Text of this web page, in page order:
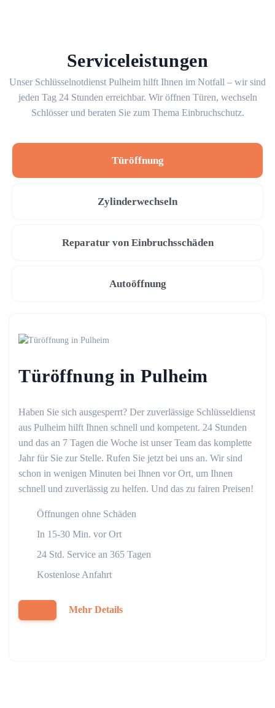
Serviceleistungen
Unser Schlüsselnotdienst Pulheim hilft Ihnen im Notfall – wir sind
jeden Tag 24 Stunden erreichbar. Wir öffnen Türen, wechseln
Schlösser und beraten Sie zum Thema Einbruchschutz.
Türöffnung
Zylinderwechseln
Reparatur von Einbruchsschäden
Autoöffnung
Türöffnung in Pulheim
Haben Sie sich ausgesperrt? Der zuverlässige Schlüsseldienst
aus Pulheim hilft Ihnen schnell und kompetent. 24 Stunden
und das an 7 Tagen die Woche ist unser Team das komplette
Jahr für Sie zur Stelle. Rufen Sie jetzt bei uns an. Wir sind
schon in wenigen Minuten bei Ihnen vor Ort, um Ihnen
schnell und zuverlässig zu helfen. Und das zu fairen Preisen!
Öffnungen ohne Schäden
In 15-30 Min. vor Ort
24 Std. Service an 365 Tagen
Kostenlose Anfahrt
Mehr Details